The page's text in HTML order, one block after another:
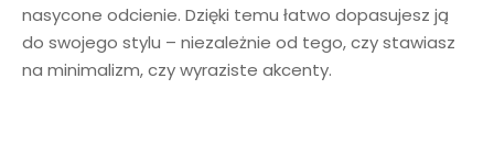
nasycone odcienie. Dzięki temu łatwo dopasujesz ją
do swojego stylu – niezależnie od tego, czy stawiasz
na minimalizm, czy wyraziste akcenty.